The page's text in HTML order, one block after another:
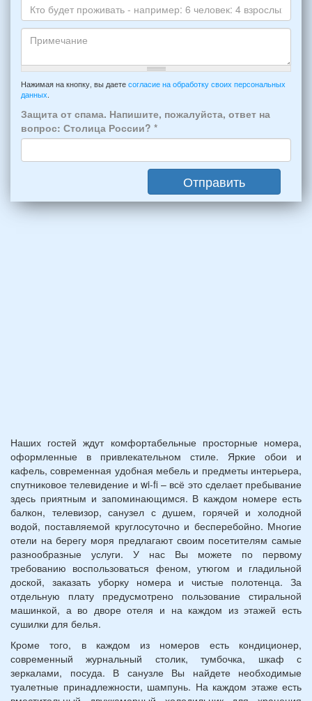
Skype
Вашего
отдыха:
прибытия
отъезда
из
Феодосии:
*
Кто
будет
-
например:
6
человек:
4
взрослых
и
Примечание
Нажимая на кнопку, вы даете согласие на обработку своих персональных
данных
Защита от спама. Напишите, пожалуйста, ответ на
вопрос: Столица России? *
Отправить
Наших гостей ждут комфортабельные просторные номера,
оформленные в привлекательном стиле. Яркие обои и
кафель, современная удобная мебель и предметы интерьера,
спутниковое телевидение и wi-fi – всё это сделает пребывание
здесь приятным и запоминающимся. В каждом номере есть
балкон, телевизор, санузел с душем, горячей и холодной
водой, поставляемой круглосуточно и бесперебойно. Многие
отели на берегу моря предлагают своим посетителям самые
разнообразные услуги. У нас Вы можете по первому
требованию воспользоваться феном, утюгом и гладильной
доской, заказать уборку номера и чистые полотенца. За
отдельную плату предусмотрено пользование стиральной
машинкой, а во дворе отеля и на каждом из этажей есть
сушилки для белья.
Кроме того, в каждом из номеров есть кондиционер,
современный журнальный столик, тумбочка, шкаф с
зеркалами, посуда. В санузле Вы найдете необходимые
туалетные принадлежности, шампунь. На каждом этаже есть